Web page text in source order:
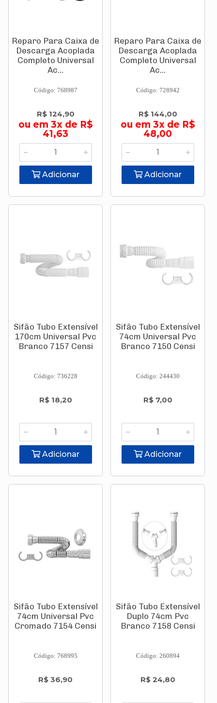
Reparo Para Caixa de
Descarga Acoplada
Completo Universal
Ac...
Código: 768987
R$ 124,90
ou em 3x de R$
41,63
Adicionar
Reparo Para Caixa de
Descarga Acoplada
Completo Universal
Ac...
Código: 728942
R$ 144,00
ou em 3x de R$
48,00
Adicionar
Sifão Tubo Extensível
170cm Universal Pvc
Branco 7157 Censi
Código: 736228
R$ 18,20
Adicionar
Sifão Tubo Extensível
74cm Universal Pvc
Branco 7150 Censi
Código: 244430
R$ 7,00
Adicionar
Sifão Tubo Extensível
74cm Universal Pvc
Cromado 7154 Censi
Código: 768995
R$ 36,90
Sifão Tubo Extensível
Duplo 74cm Pvc
Branco 7158 Censi
Código: 260894
R$ 24,80